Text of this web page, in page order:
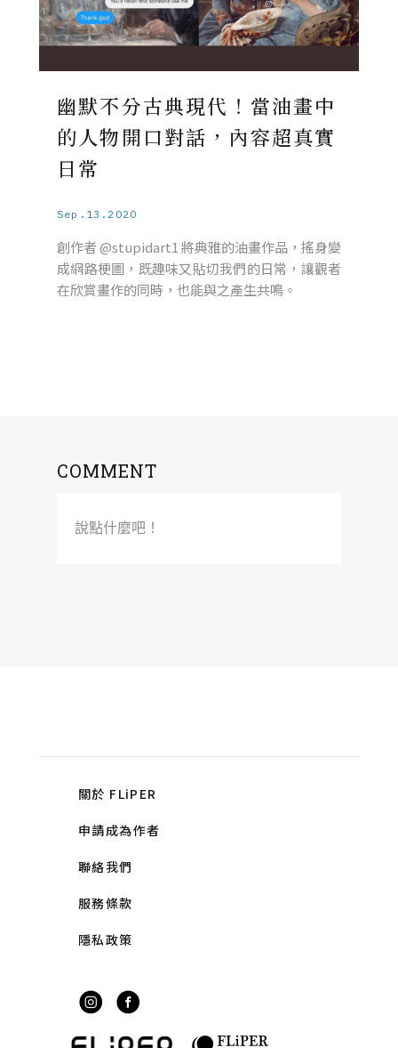
幽默不分古典現代！當油畫中
的人物開口對話，內容超真實
日常
Sep.13.2020
創作者 @stupidart1 將典雅的油畫作品，搖身變
成網路梗圖，既趣味又貼切我們的日常，讓觀者
在欣賞畫作的同時，也能與之產生共鳴。
COMMENT
說點什麼吧！
關於 FLiPER
申請成為作者
聯絡我們
服務條款
隱私政策